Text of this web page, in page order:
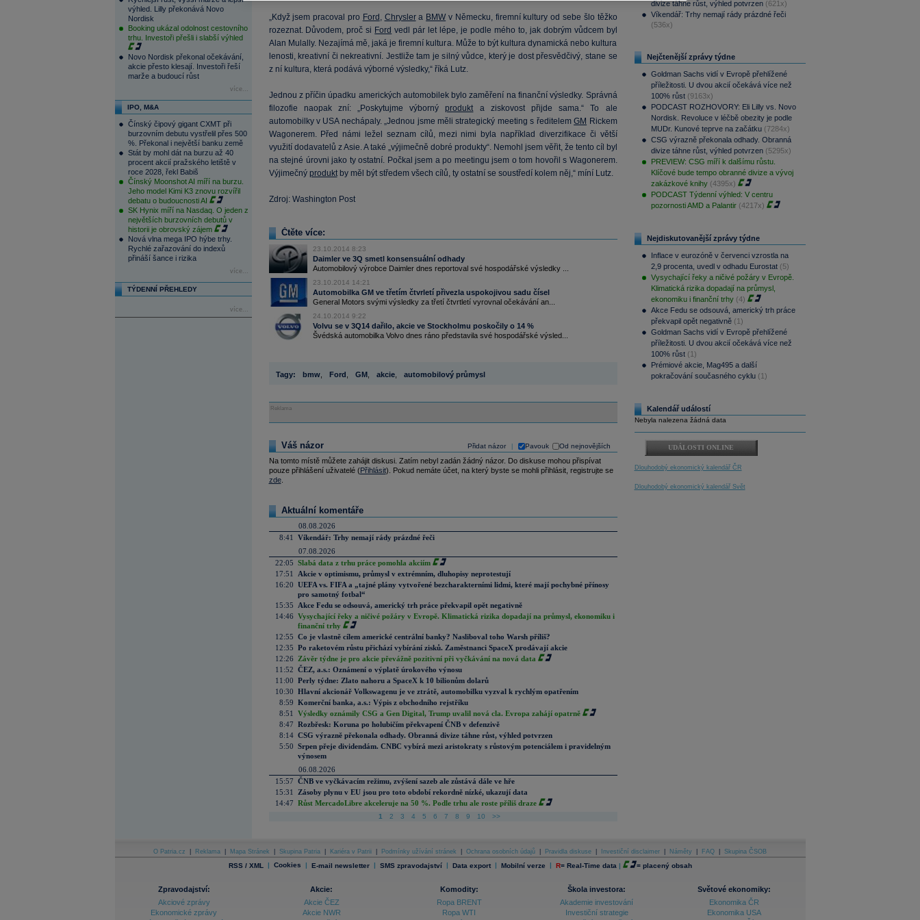
výhled. Lilly překonává Novo
Nordisk
Booking ukázal odolnost cestovního
trhu. Investoři přešli i slabší výhled
Novo Nordisk překonal očekávání,
akcie přesto klesají. Investoři řeší
marže a budoucí růst
více...
IPO, M&A
Čínský čipový gigant CXMT při
burzovním debutu vystřelil přes 500
%. Překonal i největší banku země
Stát by mohl dát na burzu až 40
procent akcií pražského letiště v
roce 2028, řekl Babiš
Čínský Moonshot AI míří na burzu.
Jeho model Kimi K3 znovu rozvířil
debatu o budoucnosti AI
SK Hynix míří na Nasdaq. O jeden z
největších burzovních debutů v
historii je obrovský zájem
Nová vlna mega IPO hýbe trhy.
Rychlé zařazování do indexů
přináší šance i rizika
více...
TÝDENNÍ PŘEHLEDY
více...
„Když jsem pracoval pro Ford , Chryslera BMW v Německu, firemní kultury od sebe šlo těžko
rozeznat. Důvodem, proč si Ford vedl pár let lépe, je podle mého to, jak dobrým vůdcem byl
Alan Mulally. Nezajímá mě, jaká je firemní kultura. Může to být kultura dynamická nebo kultura
lenosti, kreativní či nekreativní. Jestliže tam je silný vůdce, který je dost přesvědčivý, stane se
z ní kultura, která podává výborné výsledky,“ říká Lutz.
Jednou z příčin úpadku amerických automobilek bylo zaměření na finanční výsledky. Správná
filozofie naopak zní: „Poskytujme výbornýprodukta ziskovost přijde sama.“ To ale
automobilky v USA nechápaly. „Jednou jsme měli strategický meeting s ředitelemGM Rickem
Wagonerem. Před námi ležel seznam cílů, mezi nimi byla například diverzifikace či větší
využití dodavatelů z Asie. A také „výjimečně dobré produkty“. Nemohl jsem věřit, že tento cíl byl
na stejné úrovni jako ty ostatní. Počkal jsem a po meetingu jsem o tom hovořil s Wagonerem.
Výjimečný produktby měl být středem všech cílů, ty ostatní se soustředí kolem něj,“ míní Lutz.
Zdroj: Washington Post
Čtěte více:
23.10.2014 8:23
Daimler ve 3Q smetl konsensuální odhady
Automobilový výrobce Daimler dnes reportoval své hospodářské výsledky ...
23.10.2014 14:21
Automobilka GM ve třetím čtvrletí přivezla uspokojivou sadu čísel
General Motors svými výsledky za třetí čtvrtletí vyrovnal očekávání an...
24.10.2014 9:22
Volvu se v 3Q14 dařilo, akcie ve Stockholmu poskočily o 14 %
Švédská automobilka Volvo dnes ráno představila své hospodářské výsled...
Tagy: bmw, Ford GM, akcie, automobilový průmysl
Reklama
Přidat názor Pavouk Od nejnovějších
Váš názor
Na tomto místě můžete zahájit diskusi. Zatím nebyl zadán žádný názor. Do diskuse mohou přispívat
pouze přihlášení uživatelé (Přihlásit). Pokud nemáte účet, na který byste se mohli přihlásit, registrujte se
zde.
Aktuální komentáře
08.08.2026
8:41
Víkendář: Trhy nemají rády prázdné řeči
07.08.2026
22:05 Slabá data z trhu práce pomohla akciím
17:51
Akcie v optimismu, průmysl v extrémním, dluhopisy neprotestují
16:20 UEFA vs. FIFA a „tajné plány vytvořené bezcharakterními lidmi, které mají pochybné přínosy
pro samotný fotbal“
15:35
Akce Fedu se odsouvá, americký trh práce překvapil opět negativně
14:46 Vysychající řeky a ničivé požáry v Evropě. Klimatická rizika dopadají na průmysl, ekonomiku i
finanční trhy
12:55 Co je vlastně cílem americké centrální banky? Nasliboval toho Warsh příliš?
12:35 Po raketovém růstu přichází vybírání zisků. Zaměstnanci SpaceX prodávají akcie
12:26
Závěr týdne je pro akcie převážně pozitivní při vyčkávání na nová data
11:52 ČEZ, a.s.: Oznámení o výplatě úrokového výnosu
11:00 Perly týdne: Zlato nahoru a SpaceX k 10 bilionům dolarů
10:30 Hlavní akcionář Volkswagenu je ve ztrátě, automobilku vyzval k rychlým opatřením
8:59 Komerční banka, a.s.: Výpis z obchodního rejstříku
8:51
Výsledky oznámily CSG a Gen Digital, Trump uvalil nová cla. Evropa zahájí opatrně
8:47 Rozbřesk: Koruna po holubičím překvapení ČNB v defenzivě
8:14 CSG výrazně překonala odhady. Obranná divize táhne růst, výhled potvrzen
5:50 Srpen přeje dividendám. CNBC vybírá mezi aristokraty s růstovým potenciálem i pravidelným
výnosem
06.08.2026
15:57 ČNB ve vyčkávacím režimu, zvýšení sazeb ale zůstává dále ve hře
15:31
Zásoby plynu v EU jsou pro toto období rekordně nízké, ukazují data
14:47 Růst MercadoLibre akceleruje na 50 %. Podle trhu ale roste příliš draze
1 2 3 4 5 6 7 8 9 10 >>
divize táhne růst, výhled potvrzen (621x)
Víkendář: Trhy nemají rády prázdné řeči
(536x)
Nejčtenější zprávy týdne
Goldman Sachs vidí v Evropě přehlížené
příležitosti. U dvou akcií očekává více než
100% růst (9163x)
PODCAST ROZHOVORY: Eli Lilly vs. Novo
Nordisk. Revoluce v léčbě obezity je podle
MUDr. Kunové teprve na začátku (7284x)
CSG výrazně překonala odhady. Obranná
divize táhne růst, výhled potvrzen (5295x)
PREVIEW: CSG míří k dalšímu růstu.
Klíčové bude tempo obranné divize a vývoj
zakázkové knihy (4395x)
PODCAST Týdenní výhled: V centru
pozornosti AMD a Palantir (4217x)
Nejdiskutovanější zprávy týdne
Inflace v eurozóně v červenci vzrostla na
2,9 procenta, uvedl v odhadu Eurostat (5)
Vysychající řeky a ničivé požáry v Evropě.
Klimatická rizika dopadají na průmysl,
ekonomiku i finanční trhy (4)
Akce Fedu se odsouvá, americký trh práce
překvapil opět negativně (1)
Goldman Sachs vidí v Evropě přehlížené
příležitosti. U dvou akcií očekává více než
100% růst (1)
Prémiové akcie, Mag495 a další
pokračování současného cyklu (1)
Kalendář událostí
Nebyla nalezena žádná data
UDÁLOSTI ONLINE
Dlouhodobý ekonomický kalendář ČR
Dlouhodobý ekonomický kalendář Svět
O Patria.cz Reklama Mapa Stránek Skupina Patria Kariéra v Patrii Podmínky užívání stránek Ochrana osobních údajů Pravidla diskuse Investiční disclaimer Náměty FAQ Skupina ČSOB
RSS / XML | Cookies | E-mail newsletter | SMS zpravodajství | Data export | Mobilní verze | R= Real-Time data | = placený obsah
Zpravodajství:
Akciové zprávy
Ekonomické zprávy
Akcie:
Akcie ČEZ
Akcie NWR
Komodity:
Ropa BRENT
Ropa WTI
Škola investora:
Akademie investování
Investiční strategie
Světové ekonomiky:
Ekonomika ČR
Ekonomika USA